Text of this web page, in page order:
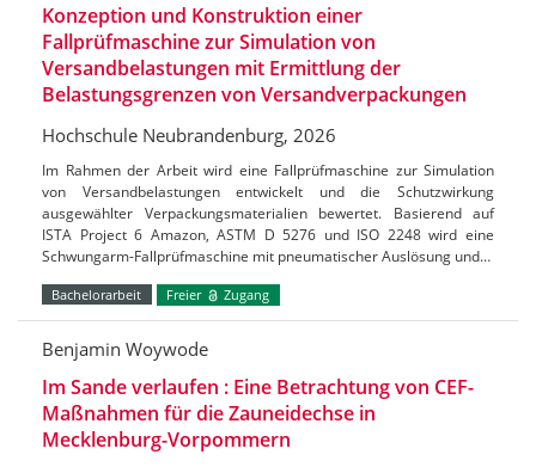
Konzeption und Konstruktion einer
Fallprüfmaschine zur Simulation von
Versandbelastungen mit Ermittlung der
Belastungsgrenzen von Versandverpackungen
Hochschule Neubrandenburg, 2026
Im Rahmen der Arbeit wird eine Fallprüfmaschine zur Simulation
von Versandbelastungen entwickelt und die Schutzwirkung
ausgewählter Verpackungsmaterialien bewertet. Basierend auf
ISTA Project 6 Amazon, ASTM D 5276 und ISO 2248 wird eine
Schwungarm-Fallprüfmaschine mit pneumatischer Auslösung und…
Bachelorarbeit Freier Zugang
Benjamin Woywode
Im Sande verlaufen : Eine Betrachtung von CEF-
Maßnahmen für die Zauneidechse in
Mecklenburg-Vorpommern